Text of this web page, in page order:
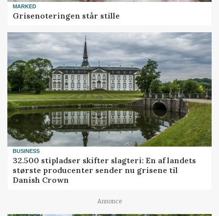
MARKED
Grisenoteringen står stille
BUSINESS
32.500 stipladser skifter slagteri: En af landets
største producenter sender nu grisene til
Danish Crown
Annonce